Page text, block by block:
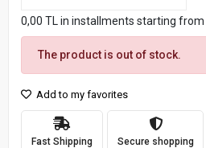
0,00 TL in installments starting from ..
The product is out of stock.
Add to my favorites
Fast Shipping Secure shopping